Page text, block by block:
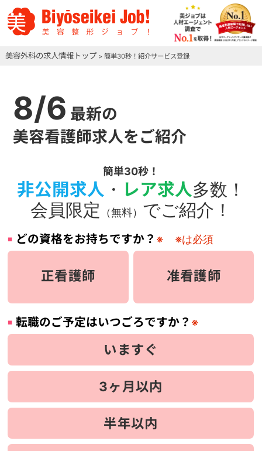
美容外科の求人情報トップ > 簡単30秒！紹介サービス登録
8/6 最新の
美容看護師求人をご紹介
簡単30秒！
非公開求人 ・ レア求人多数！
会員限定
（無料） でご紹介！
どの資格をお持ちですか？ ※ ※は必須
正看護師 准看護師
転職のご予定はいつごろですか？ ※
いますぐ
3ヶ月以内
半年以内